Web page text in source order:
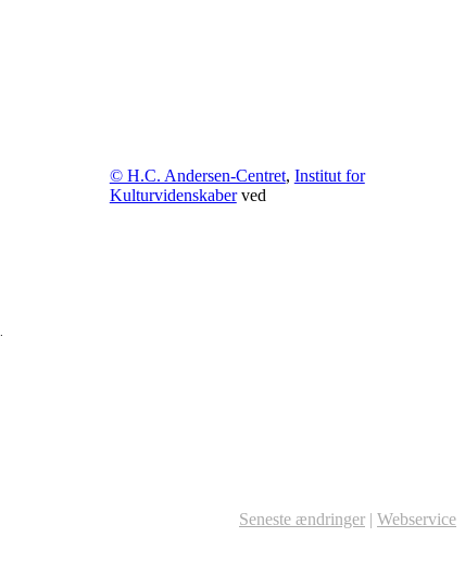
© H.C. Andersen-Centret, Institut for
Kulturvidenskaberved
Seneste ændringer | Webservice